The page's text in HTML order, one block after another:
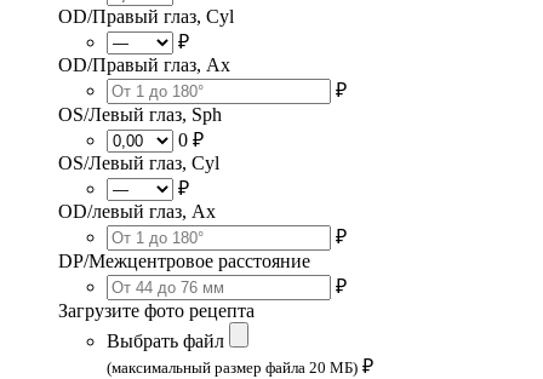
OD/Правый глаз, Cyl
₽
OD/Правый глаз, Ax
₽
OS/Левый глаз, Sph
0 ₽
OS/Левый глаз, Cyl
₽
OD/левый глаз, Ax
₽
DP/Межцентровое расстояние
₽
Загрузите фото рецепта
Выбрать файл
(максимальный размер файла 20 МБ) ₽